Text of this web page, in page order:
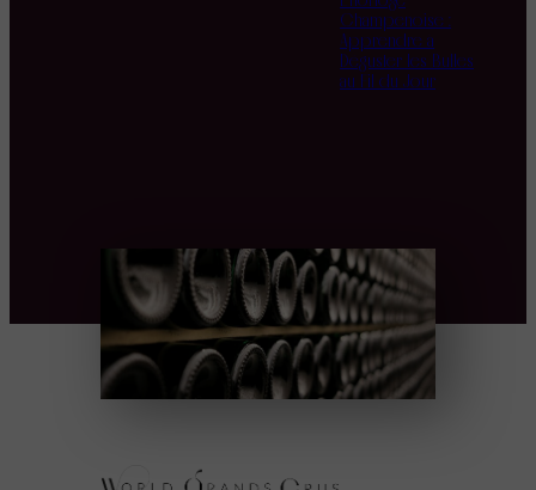
Champenoise :
Apprendre à
Déguster les Bulles
au Fil du Jour